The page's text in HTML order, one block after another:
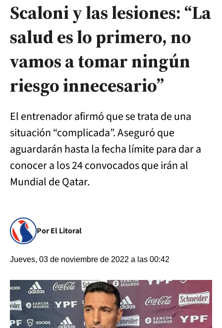
Scaloni y las lesiones: “La
salud es lo primero, no
vamos a tomar ningún
riesgo innecesario”
El entrenador afirmó que se trata de una
situación “complicada”. Aseguró que
aguardarán hasta la fecha límite para dar a
conocer a los 24 convocados que irán al
Mundial de Qatar.
Por El Litoral
Jueves, 03 de noviembre de 2022 a las 00:42